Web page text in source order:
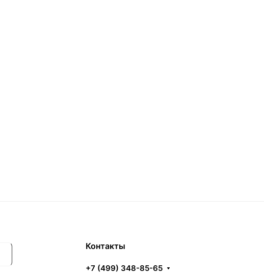
Контакты
+7 (499) 348-85-65